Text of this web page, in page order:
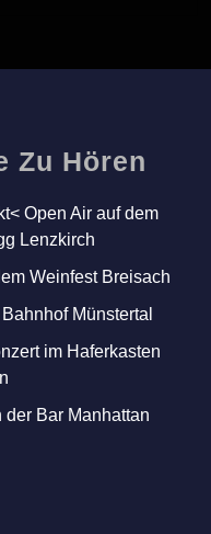
Zu Hören
Open Air auf dem
Lenzkirch
Weinfest Breisach
Münstertal
im Haferkasten
der Bar Manhattan